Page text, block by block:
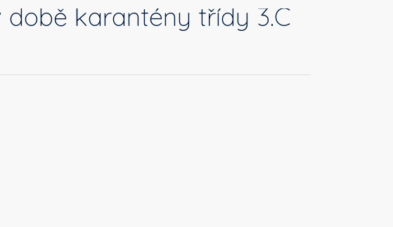
karantény třídy 3.C